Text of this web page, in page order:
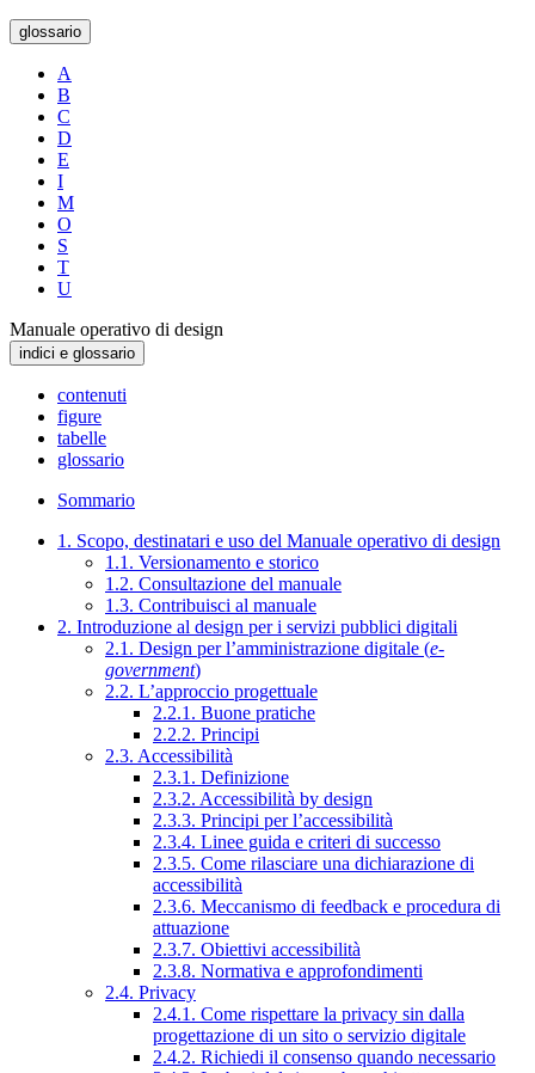
glossario
A
B
C
D
E
I
M
O
S
T
U
Manuale operativo di design
indici e glossario
contenuti
figure
tabelle
glossario
Sommario
1. Scopo, destinatari e uso del Manuale operativo di design
1.1. Versionamento e storico
1.2. Consultazione del manuale
1.3. Contribuisci al manuale
2. Introduzione al design per i servizi pubblici digitali
2.1. Design per l’amministrazione digitale (e-
government)
2.2. L’approccio progettuale
2.2.1. Buone pratiche
2.2.2. Principi
2.3. Accessibilità
2.3.1. Definizione
2.3.2. Accessibilità by design
2.3.3. Principi per l’accessibilità
2.3.4. Linee guida e criteri di successo
2.3.5. Come rilasciare una dichiarazione di
accessibilità
2.3.6. Meccanismo di feedback e procedura di
attuazione
2.3.7. Obiettivi accessibilità
2.3.8. Normativa e approfondimenti
2.4. Privacy
2.4.1. Come rispettare la privacy sin dalla
progettazione di un sito o servizio digitale
2.4.2. Richiedi il consenso quando necessario